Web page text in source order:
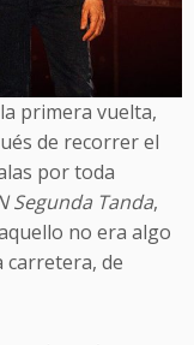
primera vuelta,
de recorrer el
por toda
Segunda Tanda,
no era algo
carretera, de